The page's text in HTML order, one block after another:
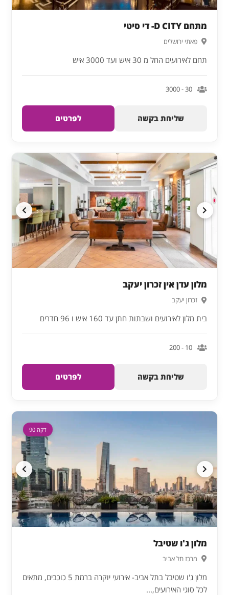
מתחם D CITY- די סיטי
פאתי ירושלים
תחם לאירועים החל מ 30 איש ועד 3000 איש
30 - 3000
שליחת בקשה לפרטים
מלון עדן אין זכרון יעקב
זכרון יעקב
בית מלון לאירועים ושבתות חתן עד 160 איש ו 96 חדרים
10 - 200
שליחת בקשה לפרטים
דקה 90
מלון ג'ו שטיבל
מרכז תל אביב
מלון ג'ו שטיבל בתל אביב- אירועי יוקרה ברמת 5 כוכבים, מתאים
לכל סוגי האירועים,...